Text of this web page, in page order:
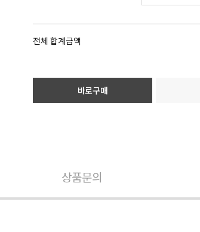
전체 합계금액
바로구매
상품문의